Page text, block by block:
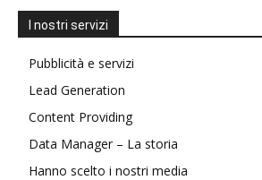
I nostri servizi
Pubblicità e servizi
Lead Generation
Content Providing
Data Manager – La storia
Hanno scelto i nostri media